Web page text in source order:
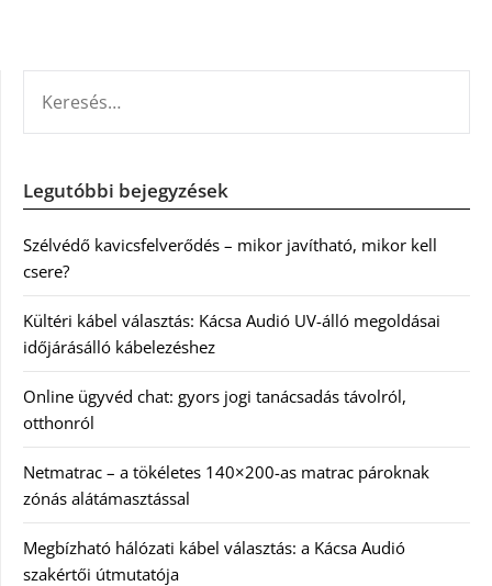
Legutóbbi bejegyzések
Szélvédő kavicsfelverődés – mikor javítható, mikor kell
csere?
Kültéri kábel választás: Kácsa Audió UV-álló megoldásai
időjárásálló kábelezéshez
Online ügyvéd chat: gyors jogi tanácsadás távolról,
otthonról
Netmatrac – a tökéletes 140×200-as matrac pároknak
zónás alátámasztással
Megbízható hálózati kábel választás: a Kácsa Audió
szakértői útmutatója